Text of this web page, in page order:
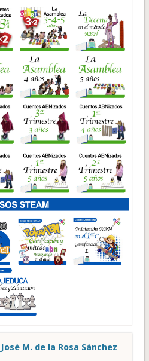
José M. de la Rosa Sánchez